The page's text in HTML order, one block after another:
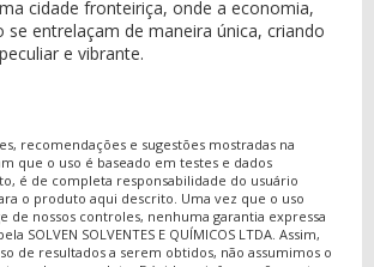
cidade fronteiriça, onde a economia,
se entrelaçam de maneira única, criando
e vibrante.
recomendações e sugestões mostradas na
que o uso é baseado em testes e dados
é de completa responsabilidade do usuário
o produto aqui descrito. Uma vez que o uso
de nossos controles, nenhuma garantia expressa
SOLVEN SOLVENTES E QUÍMICOS LTDA. Assim,
de resultados a serem obtidos, não assumimos o